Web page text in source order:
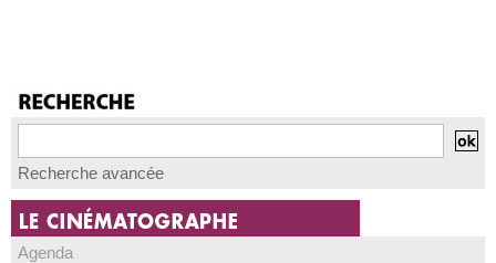
Recherche avancée
Agenda